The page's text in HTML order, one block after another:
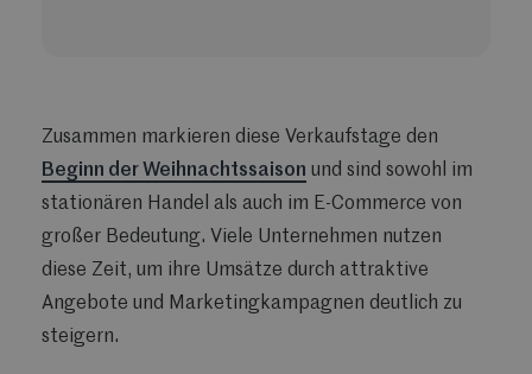
Zusammen markieren diese Verkaufstage den
Beginn der Weihnachtssaison und sind sowohl im
stationären Handel als auch im E-Commerce von
großer Bedeutung. Viele Unternehmen nutzen
diese Zeit, um ihre Umsätze durch attraktive
Angebote und Marketingkampagnen deutlich zu
steigern.